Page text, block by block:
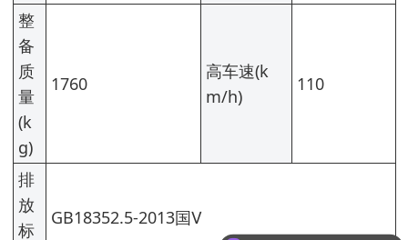
整
备
质
量
(k
g)
1760
高车速(k
m/h)
110
排
放
标
GB18352.5-2013国Ⅴ